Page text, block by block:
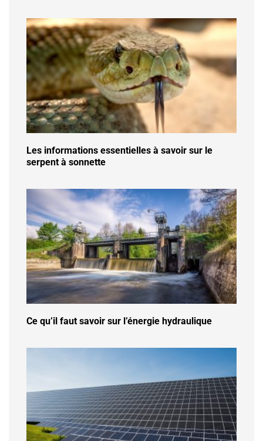
Les informations essentielles à savoir sur le
serpent à sonnette
Ce qu’il faut savoir sur l’énergie hydraulique